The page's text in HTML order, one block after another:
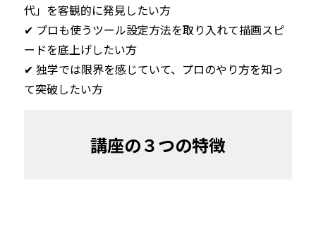
代」を客観的に発見したい方
✔︎ プロも使うツール設定方法を取り入れて描画スピ
ードを底上げしたい方
✔︎ 独学では限界を感じていて、プロのやり方を知っ
て突破したい方
講座の３つの特徴